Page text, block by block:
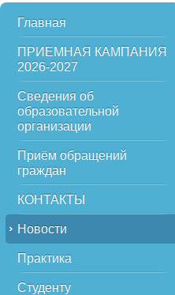
Главная
ПРИЕМНАЯ КАМПАНИЯ
2026-2027
Сведения об
образовательной
организации
Приём обращений
граждан
КОНТАКТЫ
Новости
Практика
Студенту